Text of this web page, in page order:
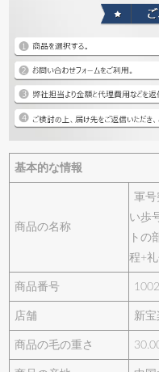
基本的な情報
商品の名称
軍号
い歩
トの
程+
商品番号
店舗 新
商品の毛の重さ